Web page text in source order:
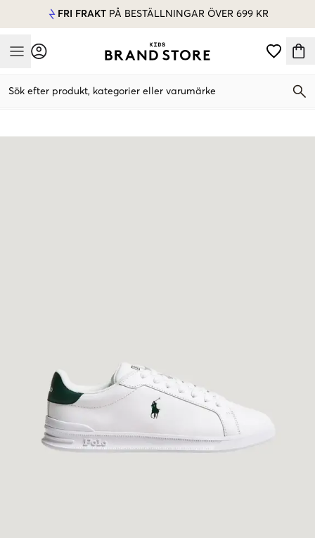
FRI FRAKT PÅ BESTÄLLNINGAR ÖVER 699 KR
Mobile Menu
Sök efter produkt, kategorier eller varumärke